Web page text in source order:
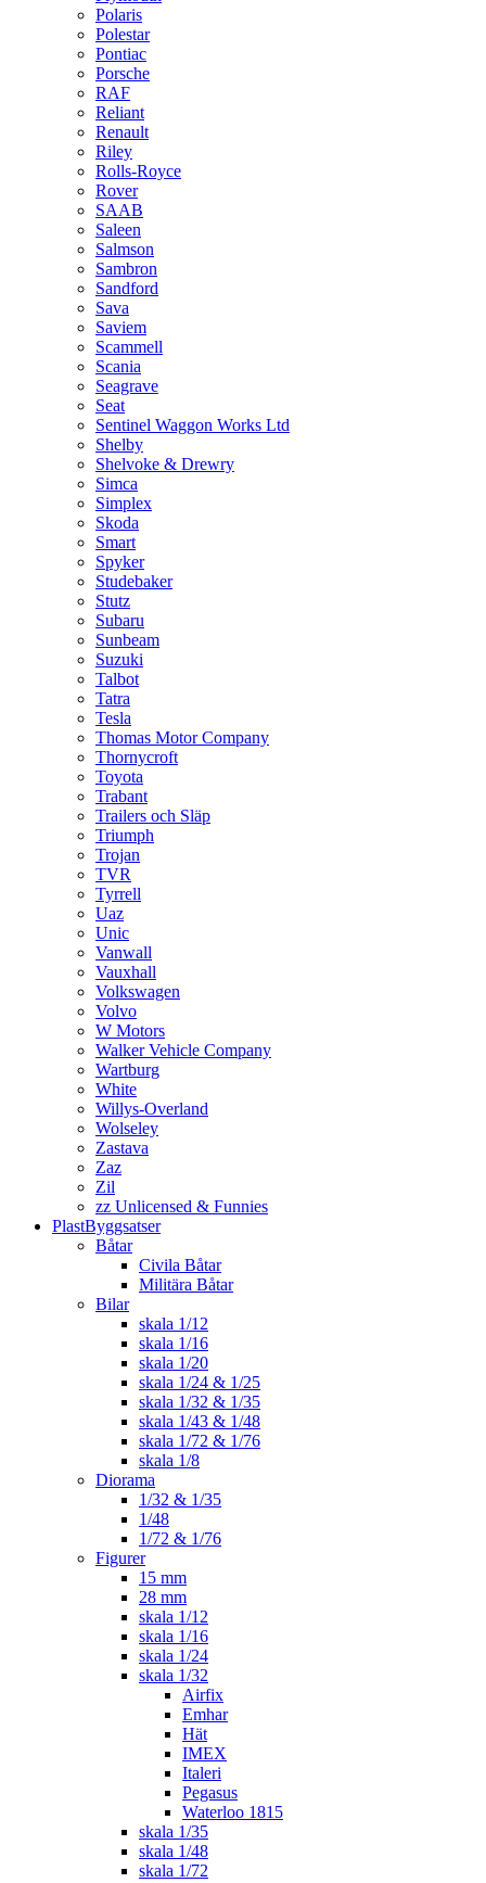
Polaris
Polestar
Pontiac
Porsche
RAF
Reliant
Renault
Riley
Rolls-Royce
Rover
SAAB
Saleen
Salmson
Sambron
Sandford
Sava
Saviem
Scammell
Scania
Seagrave
Seat
Sentinel Waggon Works Ltd
Shelby
Shelvoke & Drewry
Simca
Simplex
Skoda
Smart
Spyker
Studebaker
Stutz
Subaru
Sunbeam
Suzuki
Talbot
Tatra
Tesla
Thomas Motor Company
Thornycroft
Toyota
Trabant
Trailers och Släp
Triumph
Trojan
TVR
Tyrrell
Uaz
Unic
Vanwall
Vauxhall
Volkswagen
Volvo
W Motors
Walker Vehicle Company
Wartburg
White
Willys-Overland
Wolseley
Zastava
Zaz
Zil
zz Unlicensed & Funnies
PlastByggsatser
Båtar
Civila Båtar
Militära Båtar
Bilar
skala 1/12
skala 1/16
skala 1/20
skala 1/24 & 1/25
skala 1/32 & 1/35
skala 1/43 & 1/48
skala 1/72 & 1/76
skala 1/8
Diorama
1/32 & 1/35
1/48
1/72 & 1/76
Figurer
15 mm
28 mm
skala 1/12
skala 1/16
skala 1/24
skala 1/32
Airfix
Emhar
Hät
IMEX
Italeri
Pegasus
Waterloo 1815
skala 1/35
skala 1/48
skala 1/72